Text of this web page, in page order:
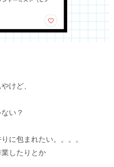
けど、
い？
に包まれたい。。。。
したりとか